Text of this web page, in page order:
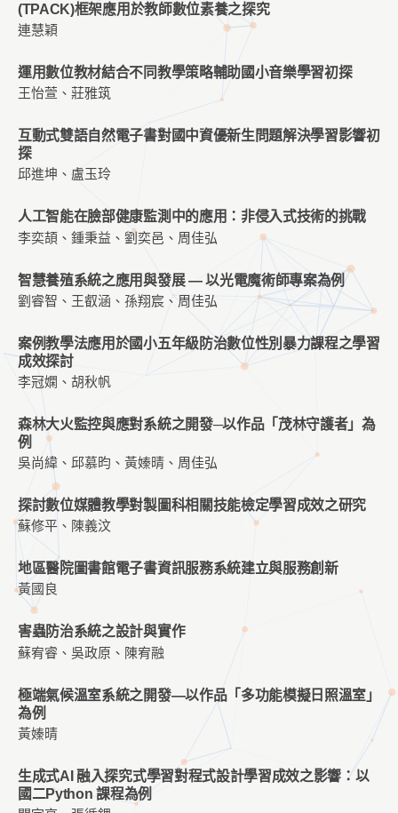
(TPACK)框架應用於教師數位素養之探究
連慧穎
運用數位教材結合不同教學策略輔助國小音樂學習初探
王怡萱、莊雅筑
互動式雙語自然電子書對國中資優新生問題解決學習影響初
探
邱進坤、盧玉玲
人工智能在臉部健康監測中的應用：非侵入式技術的挑戰
李奕頡、鍾秉益、劉奕邑、周佳弘
智慧養殖系統之應用與發展 — 以光電魔術師專案為例
劉睿智、王叡涵、孫翔宸、周佳弘
案例教學法應用於國小五年級防治數位性別暴力課程之學習
成效探討
李冠嫻、胡秋帆
森林大火監控與應對系統之開發─以作品「茂林守護者」為
例
吳尚緯、邱慕昀、黃嫀晴、周佳弘
探討數位媒體教學對製圖科相關技能檢定學習成效之研究
蘇修平、陳義汶
地區醫院圖書館電子書資訊服務系統建立與服務創新
黃國良
害蟲防治系統之設計與實作
蘇宥睿、吳政原、陳宥融
極端氣候溫室系統之開發—以作品「多功能模擬日照溫室」
為例
黃嫀晴
生成式AI 融入探究式學習對程式設計學習成效之影響：以
國二Python 課程為例